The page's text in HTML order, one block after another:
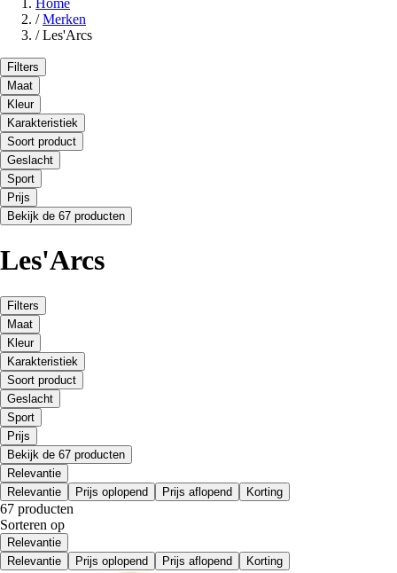
Home
/ Merken
/ Les'Arcs
Filters
Maat
Kleur
Karakteristiek
Soort product
Geslacht
Sport
Prijs
Bekijk de 67 producten
Les'Arcs
Filters
Maat
Kleur
Karakteristiek
Soort product
Geslacht
Sport
Prijs
Bekijk de 67 producten
Relevantie
Relevantie
Prijs oplopend Prijs aflopend Korting
67 producten
Sorteren op
Relevantie
Relevantie
Prijs oplopend Prijs aflopend Korting